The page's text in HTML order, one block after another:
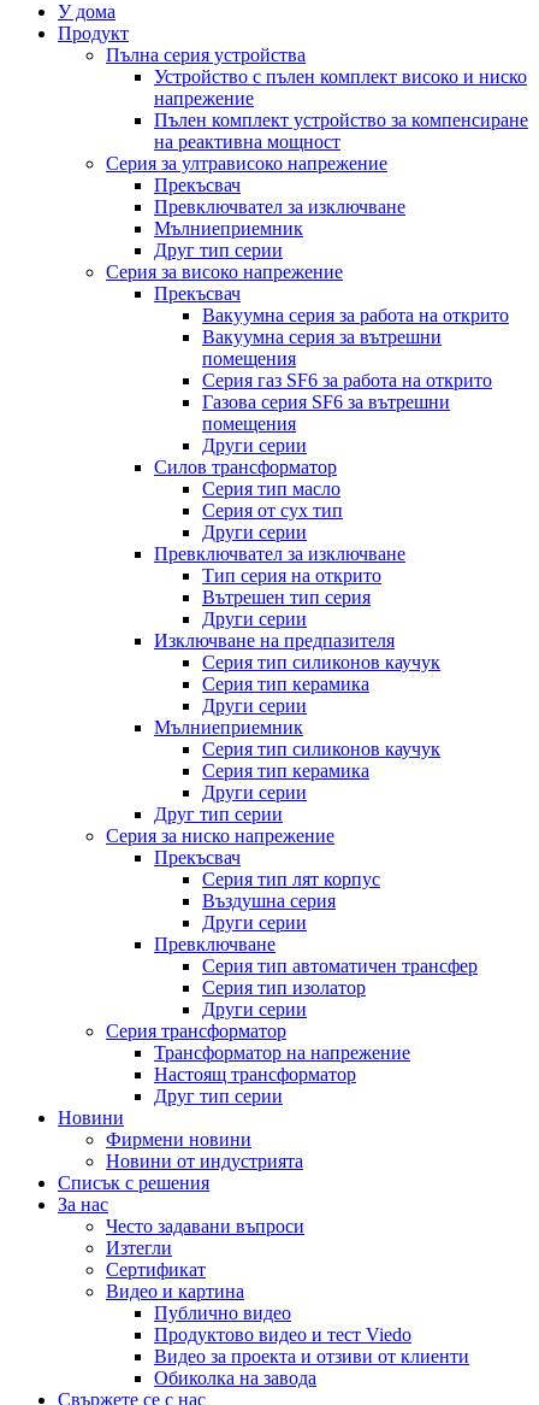
У дома
Продукт
Пълна серия устройства
Устройство с пълен комплект високо и ниско
напрежение
Пълен комплект устройство за компенсиране
на реактивна мощност
Серия за ултрависоко напрежение
Прекъсвач
Превключвател за изключване
Мълниеприемник
Друг тип серии
Серия за високо напрежение
Прекъсвач
Вакуумна серия за работа на открито
Вакуумна серия за вътрешни
помещения
Серия газ SF6 за работа на открито
Газова серия SF6 за вътрешни
помещения
Други серии
Силов трансформатор
Серия тип масло
Серия от сух тип
Други серии
Превключвател за изключване
Тип серия на открито
Вътрешен тип серия
Други серии
Изключване на предпазителя
Серия тип силиконов каучук
Серия тип керамика
Други серии
Мълниеприемник
Серия тип силиконов каучук
Серия тип керамика
Други серии
Друг тип серии
Серия за ниско напрежение
Прекъсвач
Серия тип лят корпус
Въздушна серия
Други серии
Превключване
Серия тип автоматичен трансфер
Серия тип изолатор
Други серии
Серия трансформатор
Трансформатор на напрежение
Настоящ трансформатор
Друг тип серии
Новини
Фирмени новини
Новини от индустрията
Списък с решения
За нас
Често задавани въпроси
Изтегли
Сертификат
Видео и картина
Публично видео
Продуктово видео и тест Viedo
Видео за проекта и отзиви от клиенти
Обиколка на завода
Свържете се с нас